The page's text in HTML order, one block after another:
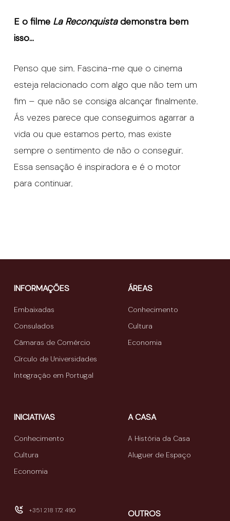
E o filme La Reconquistademonstra bem
isso…
Penso que sim. Fascina-me que o cinema
esteja relacionado com algo que não tem um
fim – que não se consiga alcançar finalmente.
Ás vezes parece que conseguimos agarrar a
vida ou que estamos perto, mas existe
sempre o sentimento de não o conseguir.
Essa sensação é inspiradora e é o motor
para continuar.
INFORMAÇÕES
Embaixadas
Consulados
Câmaras de Comércio
Círculo de Universidades
Integração em Portugal
ÁREAS
Conhecimento
Cultura
Economia
INICIATIVAS
Conhecimento
Cultura
Economia
A CASA
A História da Casa
Aluguer de Espaço
+351 218 172 490 OUTROS